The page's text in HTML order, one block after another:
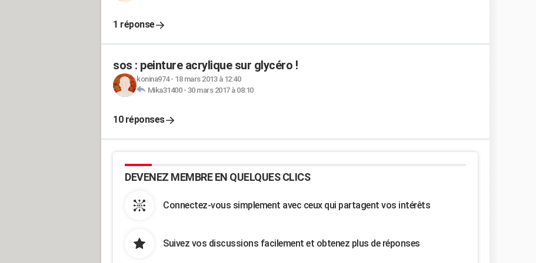
1 réponse
sos : peinture acrylique sur glycéro !
konina974- 18 mars 2013 à 12:40
Mika31400- 30 mars 2017 à 08:10
10 réponses
DEVENEZ MEMBRE EN QUELQUES CLICS
Connectez-vous simplement avec ceux qui partagent vos intérêts
Suivez vos discussions facilement et obtenez plus de réponses